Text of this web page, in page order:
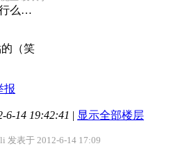
么…
（笑
报
6-14 19:42:41 | 显示全部楼层
发表于 2012-6-14 17:09